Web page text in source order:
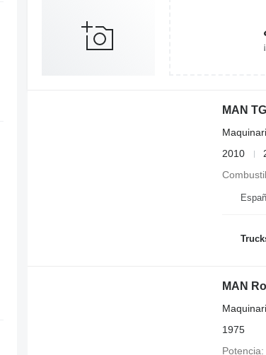
MAN
2010
MAN
1975
Potencia